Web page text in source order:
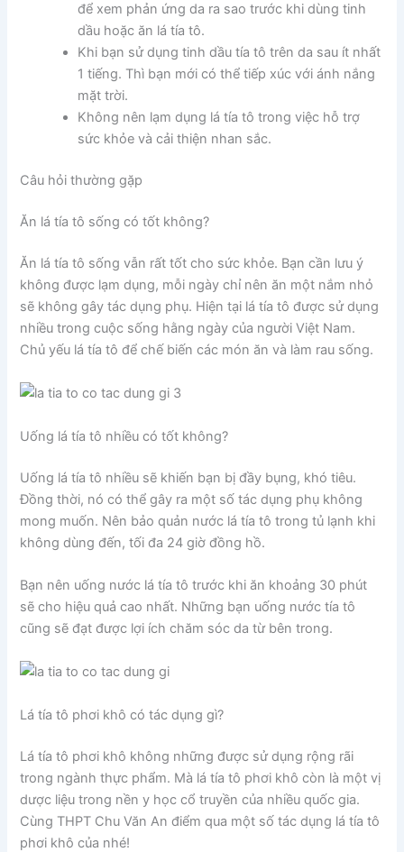
để xem phản ứng da ra sao trước khi dùng tinh
dầu hoặc ăn lá tía tô.
Khi bạn sử dụng tinh dầu tía tô trên da sau ít nhất
1 tiếng. Thì bạn mới có thể tiếp xúc với ánh nắng
mặt trời.
Không nên lạm dụng lá tía tô trong việc hỗ trợ
sức khỏe và cải thiện nhan sắc.
Câu hỏi thường gặp
Ăn lá tía tô sống có tốt không?
Ăn lá tía tô sống vẫn rất tốt cho sức khỏe. Bạn cần lưu ý
không được lạm dụng, mỗi ngày chỉ nên ăn một nắm nhỏ
sẽ không gây tác dụng phụ. Hiện tại lá tía tô được sử dụng
nhiều trong cuộc sống hằng ngày của người Việt Nam.
Chủ yếu lá tía tô để chế biến các món ăn và làm rau sống.
Uống lá tía tô nhiều có tốt không?
Uống lá tía tô nhiều sẽ khiến bạn bị đầy bụng, khó tiêu.
Đồng thời, nó có thể gây ra một số tác dụng phụ không
mong muốn. Nên bảo quản nước lá tía tô trong tủ lạnh khi
không dùng đến, tối đa 24 giờ đồng hồ.
Bạn nên uống nước lá tía tô trước khi ăn khoảng 30 phút
sẽ cho hiệu quả cao nhất. Những bạn uống nước tía tô
cũng sẽ đạt được lợi ích chăm sóc da từ bên trong.
Lá tía tô phơi khô có tác dụng gì?
Lá tía tô phơi khô không những được sử dụng rộng rãi
trong ngành thực phẩm. Mà lá tía tô phơi khô còn là một vị
dược liệu trong nền y học cổ truyền của nhiều quốc gia.
Cùng THPT Chu Văn An điểm qua một số tác dụng lá tía tô
phơi khô của nhé!